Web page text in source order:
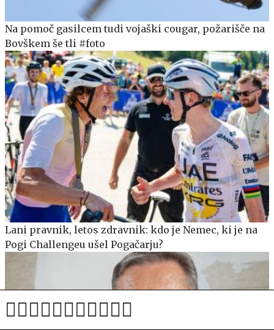
Na pomoč gasilcem tudi vojaški cougar, požarišče na
Bovškem še tli #foto
Lani pravnik, letos zdravnik: kdo je Nemec, ki je na
Pogi Challengeu ušel Pogačarju?